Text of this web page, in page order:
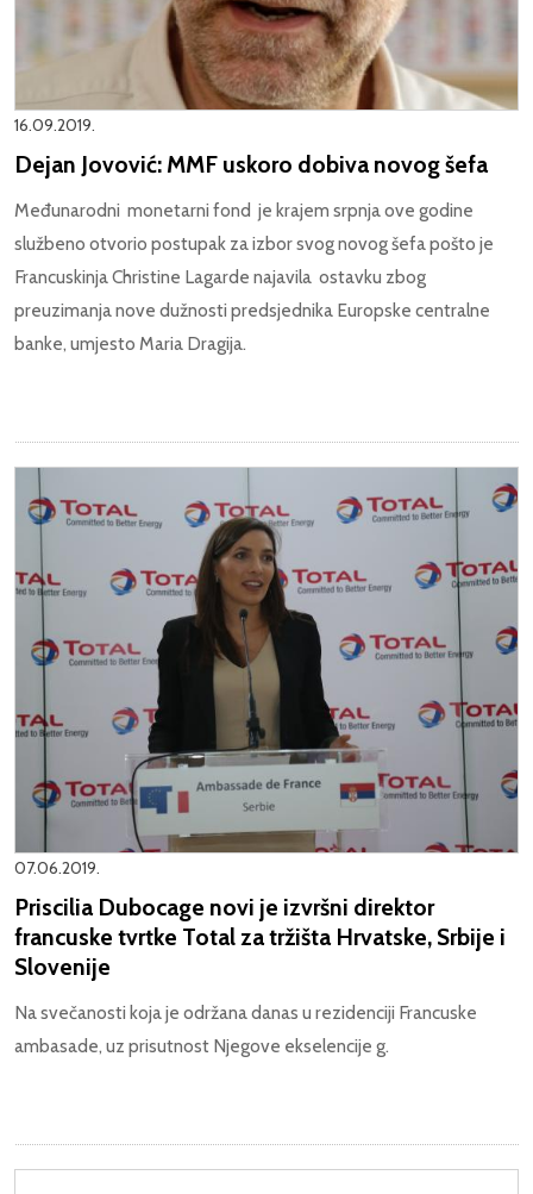
16.09.2019.
Dejan Jovović: MMF uskoro dobiva novog šefa
Međunarodni monetarni fond je krajem srpnja ove godine
službeno otvorio postupak za izbor svog novog šefa pošto je
Francuskinja Christine Lagarde najavila ostavku zbog
preuzimanja nove dužnosti predsjednika Europske centralne
banke, umjesto Maria Dragija.
07.06.2019.
Priscilia Dubocage novi je izvršni direktor
francuske tvrtke Total za tržišta Hrvatske, Srbije i
Slovenije
Na svečanosti koja je održana danas u rezidenciji Francuske
ambasade, uz prisutnost Njegove ekselencije g.